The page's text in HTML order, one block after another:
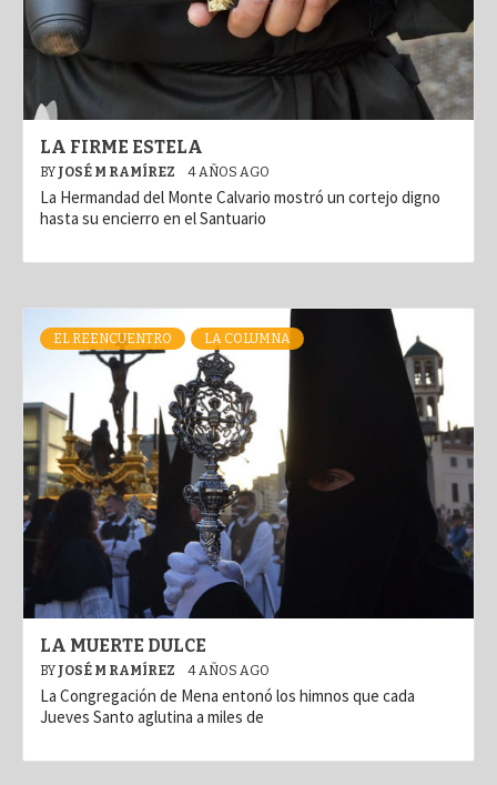
LA FIRME ESTELA
BY JOSÉ M RAMÍREZ 4 AÑOS AGO
La Hermandad del Monte Calvario mostró un cortejo digno
hasta su encierro en el Santuario
EL REENCUENTRO LA COLUMNA
LA MUERTE DULCE
BY JOSÉ M RAMÍREZ 4 AÑOS AGO
La Congregación de Mena entonó los himnos que cada
Jueves Santo aglutina a miles de